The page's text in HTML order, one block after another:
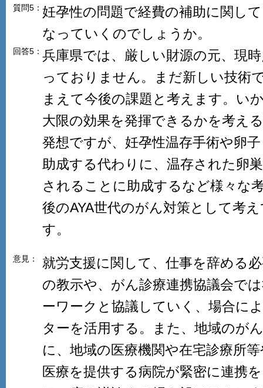
質問5： 妊孕性の問題で経費の補助に関し
なっていくのでしょうか。
回答5： 兵庫県では、厳しい財源の元、現
っておりません。まだ新しい技術
まえて今後の課題と考えます。い
大限の効果を発揮できるかを考え
発想ですが、妊孕性温存手術や卵
助成する代わりに、温存された卵
されることに助成するなど様々な
後のAYA世代のがん対策として考
す。
意見：
就労支援に関して、仕事を辞める
の教示や、がん診療連携協議会で
ーワークと協議していく、場合に
ターを活用する。また、地域のが
に、地域の医療機関や在宅診療所
医療を提供する病院が緊密に連携